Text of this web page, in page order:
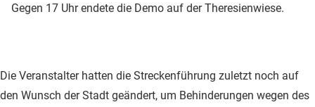
Gegen 17 Uhr endete die Demo auf der Theresienwiese.
Die Veranstalter hatten die Streckenführung zuletzt noch auf
den Wunsch der Stadt geändert, um Behinderungen wegen des